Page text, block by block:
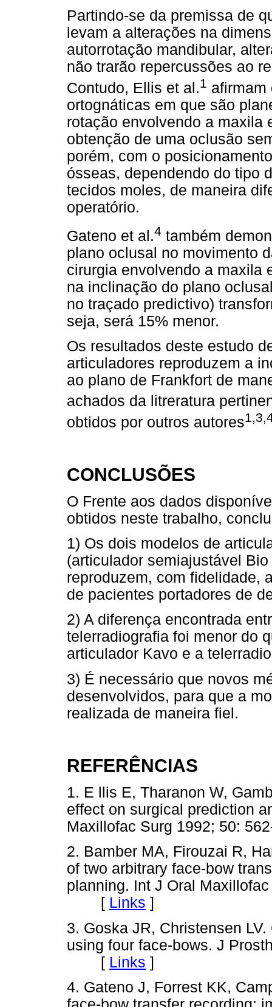
Partindo-se da premissa de
levam a alterações na
autorrotação mandibular,
não trarão repercussões ao
Contudo, Ellis et al.1 afirmam
ortognáticas em que são
rotação envolvendo a maxila
obtenção de uma oclusão
porém, com o
ósseas, dependendo do tipo
tecidos moles, de maneira
operatório.
Gateno et al.4 também
plano oclusal no movimento
cirurgia envolvendo a maxila
na inclinação do plano
no traçado predictivo)
seja, será 15% menor.
Os resultados deste estudo
articuladores reproduzem a
ao plano de Frankfort de
achados da litreratura
obtidos por outros autores
CONCLUSÕES
O Frente aos dados
obtidos neste trabalho,
1) Os dois modelos de
(articulador semiajustável
reproduzem, com fidelidade,
de pacientes portadores de
2) A diferença encontrada
telerradiografia foi menor do
articulador Kavo e a
3) É necessário que novos
desenvolvidos, para que a
realizada de maneira fiel.
REFERÊNCIAS
1. E llis E, Tharanon W,
effect on surgical prediction
Maxillofac Surg 1992; 50:
2. Bamber MA, Firouzai R,
of two arbitrary face-bow
planning. Int J Oral
[ Links ]
3. Goska JR, Christensen
using four face-bows. J
[ Links ]
4. Gateno J, Forrest KK,